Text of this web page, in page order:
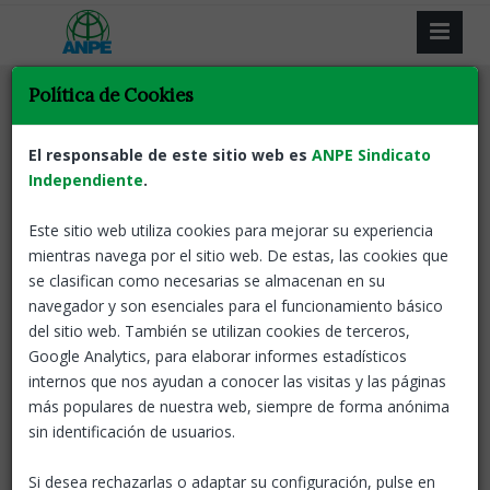
Resultat de la recerca
Tornar
Oposicions Docents: Properes
Convocatòries
Catalunya 10 Sep, 2022
Concurs
excepcional de mèrits
(estabilització de
extraordinari (estabilització de plantilles). Concurs
Política de Cookies
El responsable de este sitio web es ANPE Sindicato
Independiente.
Este sitio web utiliza cookies para mejorar su experiencia
mientras navega por el sitio web. De estas, las cookies que
se clasifican como necesarias se almacenan en su
navegador y son esenciales para el funcionamiento básico
del sitio web. También se utilizan cookies de terceros,
Google Analytics, para elaborar informes estadísticos
internos que nos ayudan a conocer las visitas y las páginas
más populares de nuestra web, siempre de forma anónima
sin identificación de usuarios.
Si desea rechazarlas o adaptar su configuración, pulse en